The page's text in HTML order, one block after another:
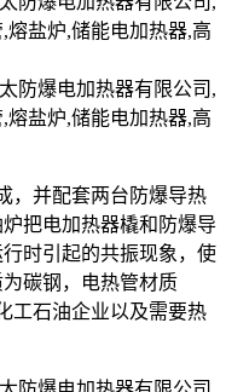
，并配套两台防爆导热
把电加热器橇和防爆导
时引起的共振现象，使
碳钢，电热管材质
工石油企业以及需要热